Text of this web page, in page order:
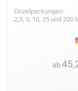
Einzelpackungen:
2,5, 5, 10, 25 und 200
ab